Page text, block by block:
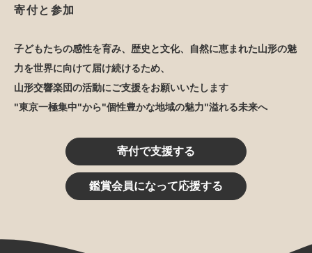
寄付と参加
子どもたちの感性を育み、歴史と文化、自然に恵まれた山形の魅
力を世界に向けて届け続けるため、
山形交響楽団の活動にご支援をお願いいたします
"東京一極集中"から"個性豊かな地域の魅力"溢れる未来へ
寄付で支援する
鑑賞会員になって応援する